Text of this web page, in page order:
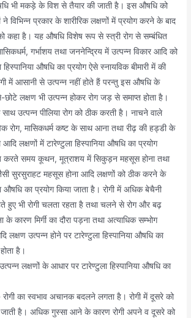
भी मकड़े के विश से तैयार की जाती है। इस औषधि को
ने विभिन्न प्रकार के शारीरिक लक्षणों में प्रयोग करने के बाद
कहा है। यह औषधि विशेष रूप से स्त्री रोग से सम्बंधित
गर्भाशय तथा जननेन्द्रिय में उत्पन्न विकार आदि को
औषधि का प्रयोग ऐसे स्नायविक बीमारी में की
में आसानी से उत्पन्न नहीं होते हैं परन्तु इस औषधि के
लक्षण भी उत्पन्न होकर रोग जड़ से समाप्त होता है।
उत्पन्न पीलिया रोग को ठीक करती है। नाचने वाले
रोग, मासिकधर्म कष्ट के साथ आना तथा रीढ़ की हड्डी के
लक्षणों में टारेण्टुला हिस्पानिया औषधि का प्रयोग
करते समय कूथन, मूत्राशय में सिकुड़न महसूस होना तथा
सुरसुराहट महसूस होना आदि लक्षणों को ठीक करने के
औषधि का प्रयोग किया जाता है। रोगी में अधिक बेचैनी
हुए भी रोगी चलता रहता है तथा चलने से रोग और बढ़
कारण मिर्गी का दौरा पड़ना तथा अत्याधिक सम्भोग
लक्षण उत्पन्न होने पर टारेण्टुला हिस्पानिया औषधि का
है।
लक्षणों के आधार पर टारेण्टुला हिस्पानिया औषधि का
का स्वभाव अचानक बदलने लगता है। रोगी में दूसरे को
है। अधिक गुस्सा आने के कारण रोगी अपने व दूसरे को